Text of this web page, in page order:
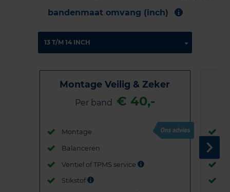
bandenmaat omvang (inch)
Montage Veilig & Zeker
Per band € 40,-
Montage
Balanceren
Ventiel of TPMS service
Stikstof